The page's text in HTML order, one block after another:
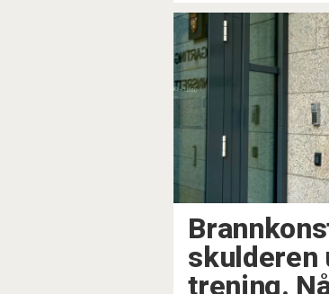
skulderen
trening.